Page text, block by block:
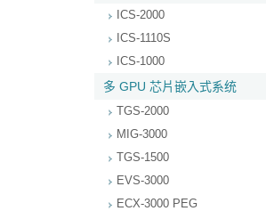
ICS-2000
ICS-1110S
ICS-1000
多 GPU 芯片嵌入式系统
TGS-2000
MIG-3000
TGS-1500
EVS-3000
ECX-3000 PEG